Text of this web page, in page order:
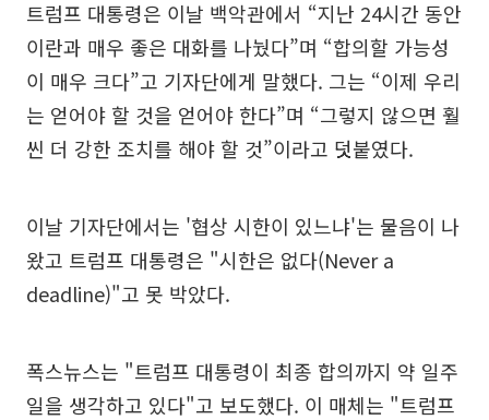
트럼프 대통령은 이날 백악관에서 “지난 24시간 동안
이란과 매우 좋은 대화를 나눴다”며 “합의할 가능성
이 매우 크다”고 기자단에게 말했다. 그는 “이제 우리
는 얻어야 할 것을 얻어야 한다”며 “그렇지 않으면 훨
씬 더 강한 조치를 해야 할 것”이라고 덧붙였다.
이날 기자단에서는 '협상 시한이 있느냐'는 물음이 나
왔고 트럼프 대통령은 "시한은 없다(Never a
deadline)"고 못 박았다.
폭스뉴스는 "트럼프 대통령이 최종 합의까지 약 일주
일을 생각하고 있다"고 보도했다. 이 매체는 "트럼프